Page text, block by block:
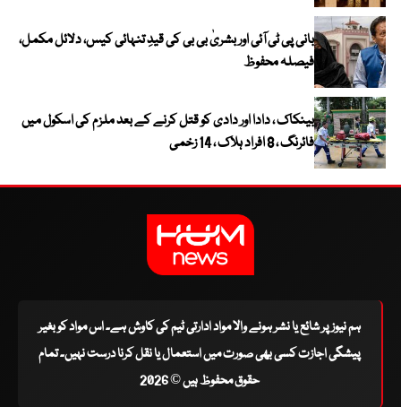
بانی پی ٹی آئی اور بشریٰ بی بی کی قیدِ تنہائی کیس، دلائل مکمل،
فیصلہ محفوظ
بینکاک ، دادا اور دادی کو قتل کرنے کے بعد ملزم کی اسکول میں
فائرنگ ، 8 افراد ہلاک ، 14 زخمی
ہم نیوز پر شائع یا نشر ہونے والا مواد ادارتی ٹیم کی کاوش ہے۔ اس مواد کو بغیر
پیشگی اجازت کسی بھی صورت میں استعمال یا نقل کرنا درست نہیں۔ تمام
حقوق محفوظ ہیں © 2026